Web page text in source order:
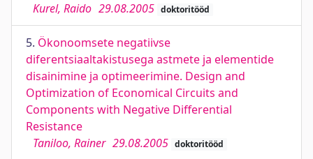
Kurel, Raido 29.08.2005 doktoritööd
5. Ökonoomsete negatiivse
diferentsiaaltakistusega astmete ja elementide
disainimine ja optimeerimine. Design and
Optimization of Economical Circuits and
Components with Negative Differential
Resistance
Taniloo, Rainer 29.08.2005 doktoritööd